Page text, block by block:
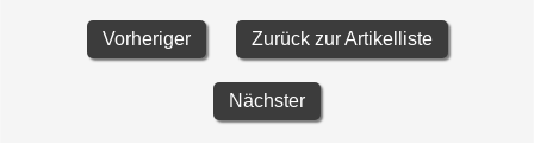
Vorheriger Zurück zur Artikelliste
Nächster